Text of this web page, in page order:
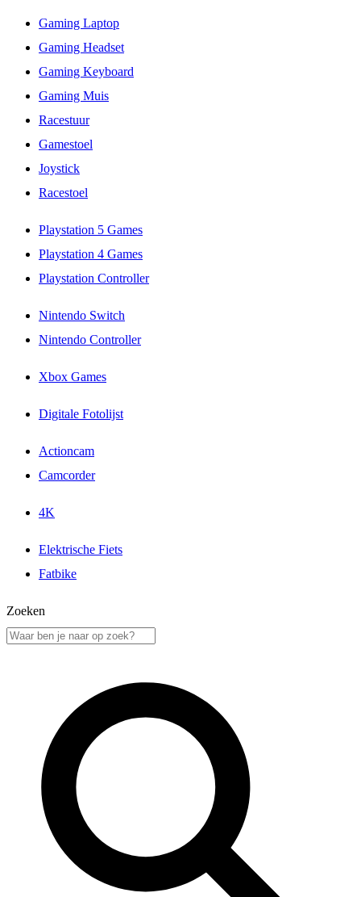
Gaming Laptop
Gaming Headset
Gaming Keyboard
Gaming Muis
Racestuur
Gamestoel
Joystick
Racestoel
Playstation 5 Games
Playstation 4 Games
Playstation Controller
Nintendo Switch
Nintendo Controller
Xbox Games
Digitale Fotolijst
Actioncam
Camcorder
4K
Elektrische Fiets
Fatbike
Zoeken